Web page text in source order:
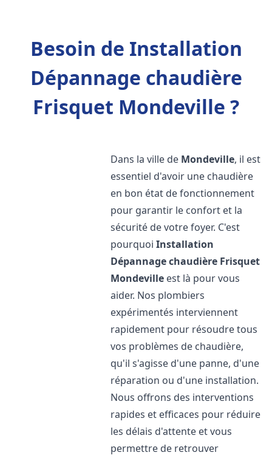
Besoin de Installation
Dépannage chaudière
Frisquet Mondeville ?
Dans la ville de Mondeville, il est
essentiel d'avoir une chaudière
en bon état de fonctionnement
pour garantir le confort et la
sécurité de votre foyer. C'est
pourquoiInstallation
Dépannage chaudière Frisquet
Mondeville est là pour vous
aider. Nos plombiers
expérimentés interviennent
rapidement pour résoudre tous
vos problèmes de chaudière,
qu'il s'agisse d'une panne, d'une
réparation ou d'une installation.
Nous offrons des interventions
rapides et efficaces pour réduire
les délais d'attente et vous
permettre de retrouver